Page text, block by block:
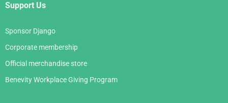
Support Us
Sponsor Django
Corporate membership
Official merchandise store
Benevity Workplace Giving Program